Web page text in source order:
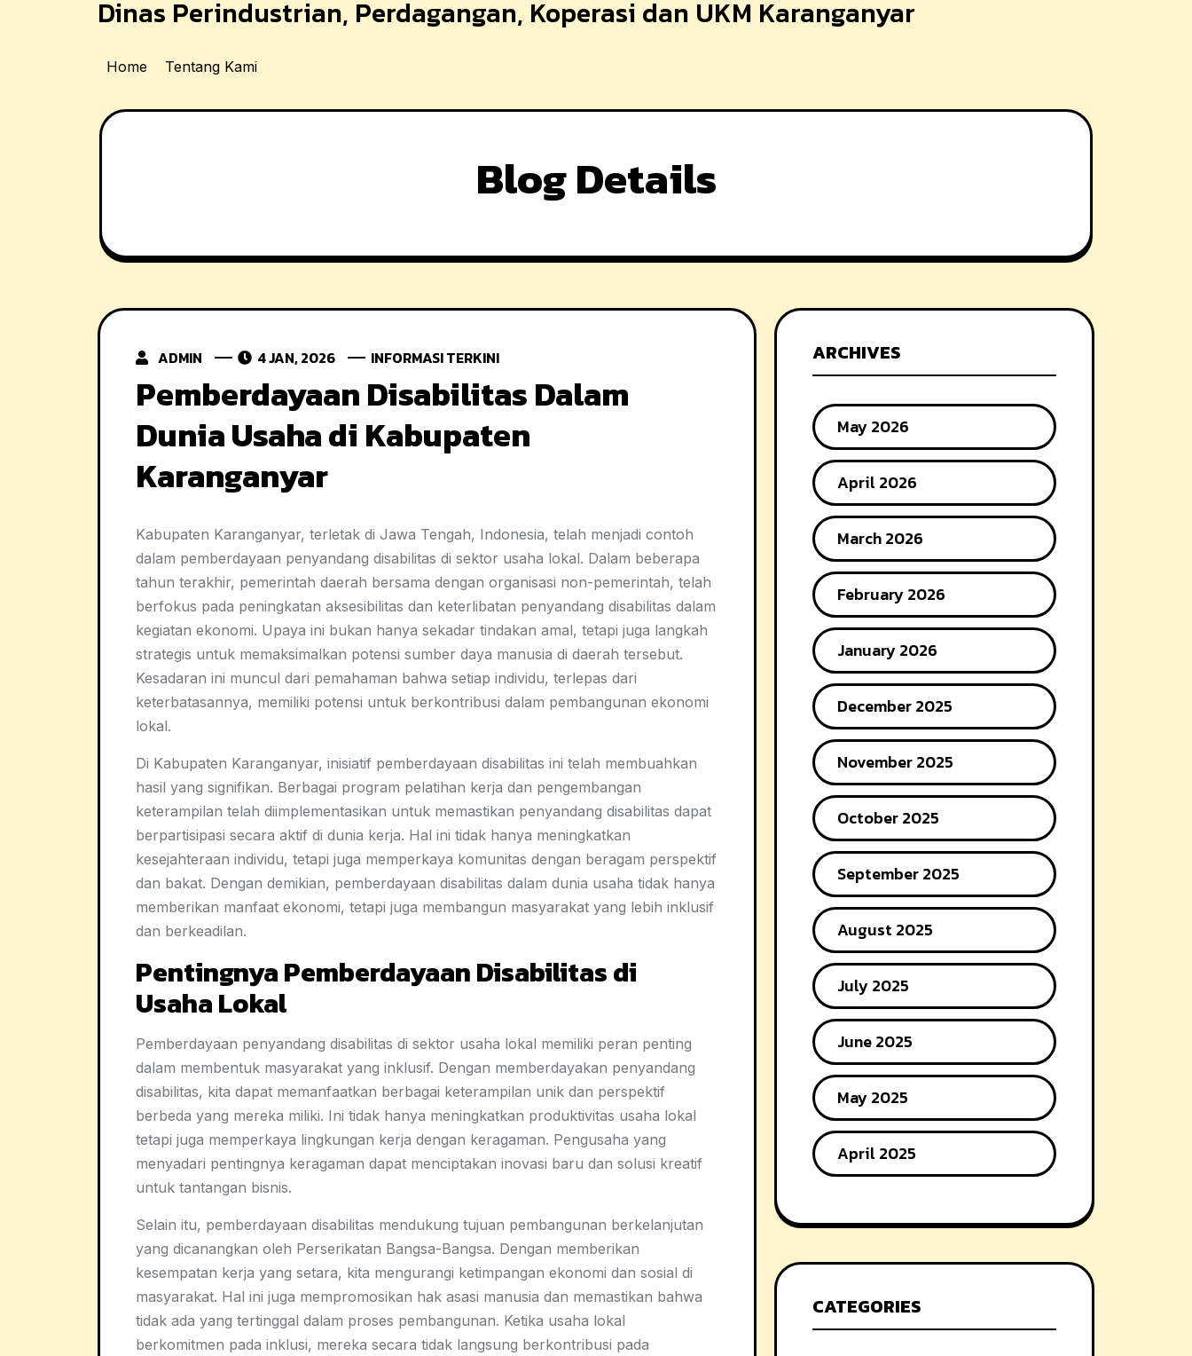
Dinas Perindustrian, Perdagangan, Koperasi dan UKM Karanganyar
Home Tentang Kami
Blog Details
ADMIN 4 JAN, 2026 INFORMASI TERKINI
Pemberdayaan Disabilitas Dalam
Dunia Usaha di Kabupaten
Karanganyar
Kabupaten Karanganyar, terletak di Jawa Tengah, Indonesia, telah menjadi contoh
dalam pemberdayaan penyandang disabilitas di sektor usaha lokal. Dalam beberapa
tahun terakhir, pemerintah daerah bersama dengan organisasi non-pemerintah, telah
berfokus pada peningkatan aksesibilitas dan keterlibatan penyandang disabilitas dalam
kegiatan ekonomi. Upaya ini bukan hanya sekadar tindakan amal, tetapi juga langkah
strategis untuk memaksimalkan potensi sumber daya manusia di daerah tersebut.
Kesadaran ini muncul dari pemahaman bahwa setiap individu, terlepas dari
keterbatasannya, memiliki potensi untuk berkontribusi dalam pembangunan ekonomi
lokal.
Di Kabupaten Karanganyar, inisiatif pemberdayaan disabilitas ini telah membuahkan
hasil yang signifikan. Berbagai program pelatihan kerja dan pengembangan
keterampilan telah diimplementasikan untuk memastikan penyandang disabilitas dapat
berpartisipasi secara aktif di dunia kerja. Hal ini tidak hanya meningkatkan
kesejahteraan individu, tetapi juga memperkaya komunitas dengan beragam perspektif
dan bakat. Dengan demikian, pemberdayaan disabilitas dalam dunia usaha tidak hanya
memberikan manfaat ekonomi, tetapi juga membangun masyarakat yang lebih inklusif
dan berkeadilan.
Pentingnya Pemberdayaan Disabilitas di
Usaha Lokal
Pemberdayaan penyandang disabilitas di sektor usaha lokal memiliki peran penting
dalam membentuk masyarakat yang inklusif. Dengan memberdayakan penyandang
disabilitas, kita dapat memanfaatkan berbagai keterampilan unik dan perspektif
berbeda yang mereka miliki. Ini tidak hanya meningkatkan produktivitas usaha lokal
tetapi juga memperkaya lingkungan kerja dengan keragaman. Pengusaha yang
menyadari pentingnya keragaman dapat menciptakan inovasi baru dan solusi kreatif
untuk tantangan bisnis.
Selain itu, pemberdayaan disabilitas mendukung tujuan pembangunan berkelanjutan
yang dicanangkan oleh Perserikatan Bangsa-Bangsa. Dengan memberikan
kesempatan kerja yang setara, kita mengurangi ketimpangan ekonomi dan sosial di
masyarakat. Hal ini juga mempromosikan hak asasi manusia dan memastikan bahwa
tidak ada yang tertinggal dalam proses pembangunan. Ketika usaha lokal
berkomitmen pada inklusi, mereka secara tidak langsung berkontribusi pada
ARCHIVES
May 2026
April 2026
March 2026
February 2026
January 2026
December 2025
November 2025
October 2025
September 2025
August 2025
July 2025
June 2025
May 2025
April 2025
CATEGORIES